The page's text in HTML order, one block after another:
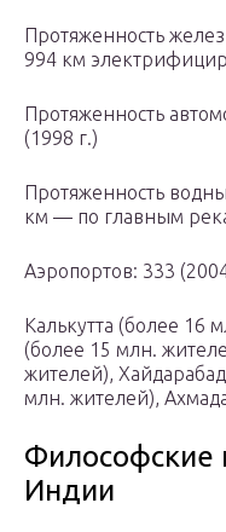
Протяженность
994 км
Протяженность
(1998 г.)
Протяженность
км — по главным
Аэропортов: 333
Калькутта (более 16
(более 15 млн.
жителей),
млн. жителей),
Индии